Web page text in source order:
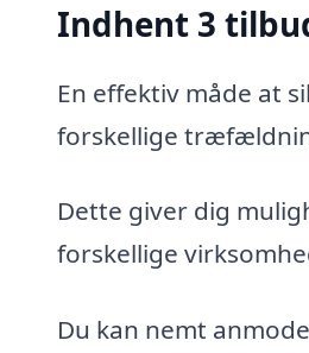
Indhent 3
En effektiv måde at
forskellige
Dette giver dig
forskellige
Du kan nemt